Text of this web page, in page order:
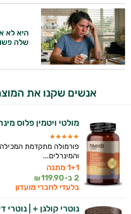
היא לא
שלה
אנשים שקנו את
מולטי ויטמין פלוס
והמינרלים...
1+1 מתנה
2 ב-
119.90
₪
בלעדי לחברי מועדון
נוטרי קולגן + | נוטרי